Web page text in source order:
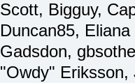
Scott, Bigguy,
Duncan85,
Gadsdon,
"Owdy"